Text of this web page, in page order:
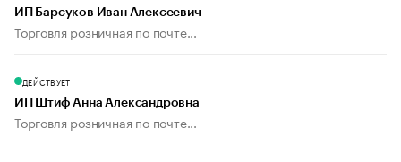
ИП Барсуков Иван Алексеевич
Торговля розничная по почте...
ДЕЙСТВУЕТ
ИП Штиф Анна Александровна
Торговля розничная по почте...